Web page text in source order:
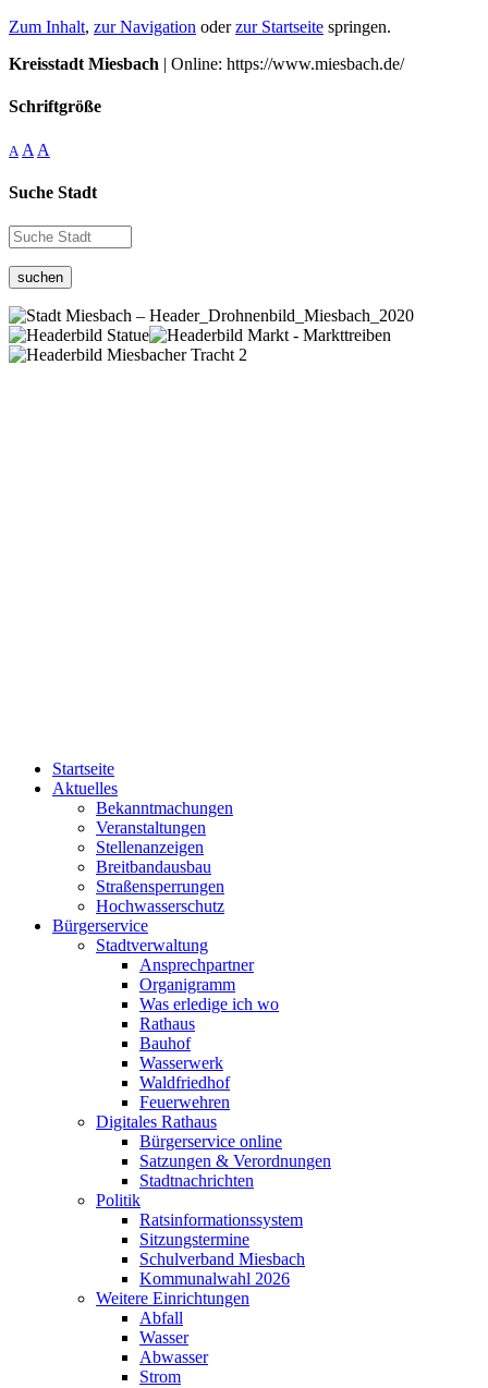
Zum Inhalt, zur Navigation oderzur Startseite springen.
Kreisstadt Miesbach | Online: https://www.miesbach.de/
Schriftgröße
A A A
Suche Stadt
suchen
Startseite
Aktuelles
Bekanntmachungen
Veranstaltungen
Stellenanzeigen
Breitbandausbau
Straßensperrungen
Hochwasserschutz
Bürgerservice
Stadtverwaltung
Ansprechpartner
Organigramm
Was erledige ich wo
Rathaus
Bauhof
Wasserwerk
Waldfriedhof
Feuerwehren
Digitales Rathaus
Bürgerservice online
Satzungen & Verordnungen
Stadtnachrichten
Politik
Ratsinformationssystem
Sitzungstermine
Schulverband Miesbach
Kommunalwahl 2026
Weitere Einrichtungen
Abfall
Wasser
Abwasser
Strom